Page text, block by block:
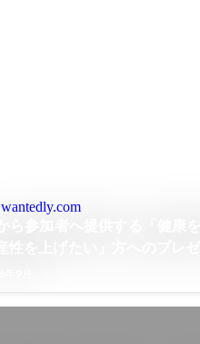
wantedly.com